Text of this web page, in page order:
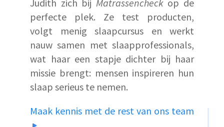
Judith zich bij Matrassencheck op de
perfecte plek. Ze test producten,
volgt menig slaapcursus en werkt
nauw samen met slaapprofessionals,
wat haar een stapje dichter bij haar
missie brengt: mensen inspireren hun
slaap serieus te nemen.
Maak kennis met de rest van ons team